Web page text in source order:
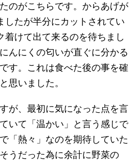
のがこちらです。からあげが
したが半分にカットされてい
着けて出て来るのを待ちまし
んにくの匂いが直ぐに分かる
す。これは食べた後の事を確
思いました。
が、最初に気になった点を言
いて「温かい」と言う感じで
「熱々」なのを期待していた
うだった為に余計に野菜の